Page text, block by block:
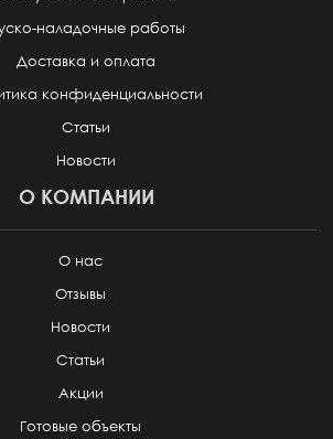
наладочные работы
Доставка и оплата
конфиденциальности
Статьи
Новости
О КОМПАНИИ
О нас
Отзывы
Новости
Статьи
Акции
Готовые объекты